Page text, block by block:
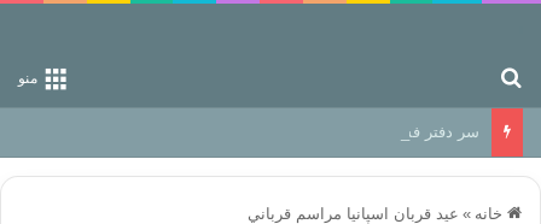
منو
سر دفتر فساد در زمین‌، دوری وکناره‌گیری از راه خداست‌!
خانه » عيد قربان اسپانيا مراسم قرباني